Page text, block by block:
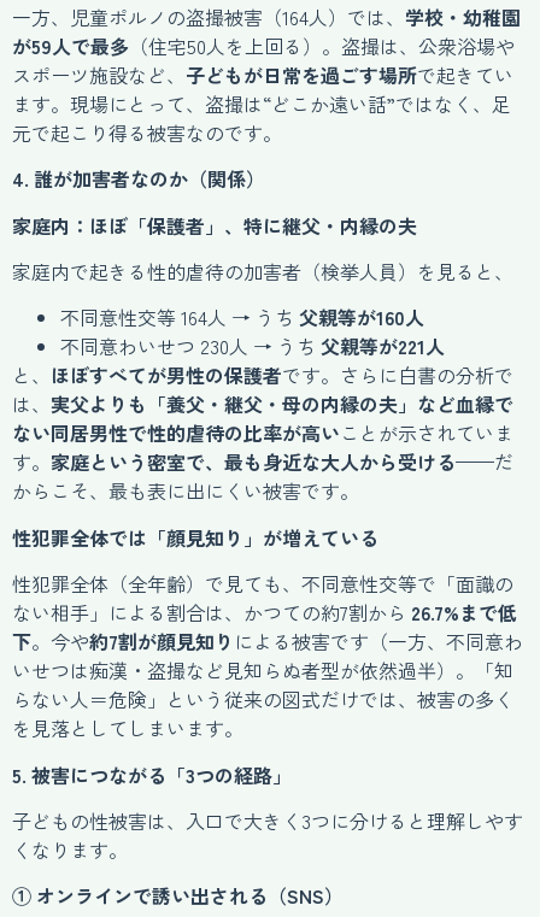
一方、児童ポルノの盗撮被害（164人）では、 学校・幼稚園
が59人で最多 （住宅50人を上回る）。盗撮は、公衆浴場や
スポーツ施設など、 子どもが日常を過ごす場所で起きてい
ます。現場にとって、盗撮は“どこか遠い話”ではなく、足
元で起こり得る被害なのです。
4. 誰が加害者なのか（関係）
家庭内：ほぼ「保護者」、特に継父・内縁の夫
家庭内で起きる性的虐待の加害者（検挙人員）を見ると、
不同意性交等 164人 → うち 父親等が160人
不同意わいせつ 230人 → うち 父親等が221人
と、 ほぼすべてが男性の保護者です。さらに白書の分析で
は、 実父よりも「養父・継父・母の内縁の夫」など血縁で
ない同居男性で性的虐待の比率が高いことが示されていま
す。 家庭という密室で、最も身近な大人から受ける——だ
からこそ、最も表に出にくい被害です。
性犯罪全体では「顔見知り」が増えている
性犯罪全体（全年齢）で見ても、不同意性交等で「面識の
ない相手」による割合は、かつての約7割から 26.7%まで低
下。今や約7割が顔見知り による被害です（一方、不同意わ
いせつは痴漢・盗撮など見知らぬ者型が依然過半）。「知
らない人＝危険」という従来の図式だけでは、被害の多く
を見落としてしまいます。
5. 被害につながる「3つの経路」
子どもの性被害は、入口で大きく3つに分けると理解しやす
くなります。
① オンラインで誘い出される（SNS）